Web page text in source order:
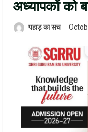
अध्यापकों को
पहाड़ का सच